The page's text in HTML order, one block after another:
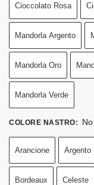
Cioccolato Rosa
Mandorla Argento
Mandorla Oro
Mandorla Verde
COLORE NASTRO:
Arancione Argento
Bordeaux Celeste